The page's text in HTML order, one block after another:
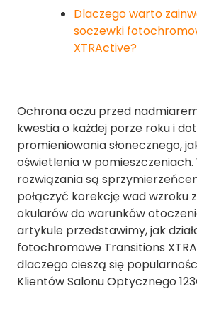
Dlaczego warto
soczewki
XTRActive?
Ochrona oczu przed
kwestia o każdej porze roku i
promieniowania słonecznego,
oświetlenia w pomieszczeniach.
rozwiązania są
połączyć korekcję wad wzroku
okularów do warunków
artykule przedstawimy, jak
fotochromowe Transitions
dlaczego cieszą się
Klientów Salonu Optycznego